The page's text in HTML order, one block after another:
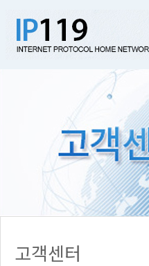
고객센터